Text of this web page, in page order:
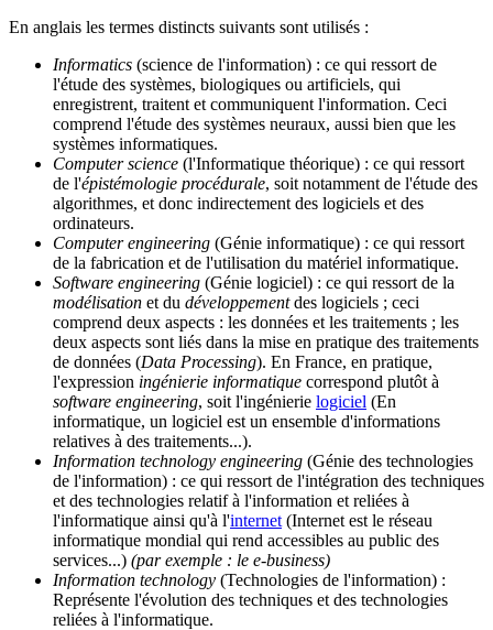
En anglais les termes distincts suivants sont utilisés :
Informatics (science de l'information) : ce qui ressort de
l'étude des systèmes, biologiques ou artificiels, qui
enregistrent, traitent et communiquent l'information. Ceci
comprend l'étude des systèmes neuraux, aussi bien que les
systèmes informatiques.
Computer science (l'Informatique théorique) : ce qui ressort
de l'épistémologie procédurale, soit notamment de l'étude des
algorithmes, et donc indirectement des logiciels et des
ordinateurs.
Computer engineering (Génie informatique) : ce qui ressort
de la fabrication et de l'utilisation du matériel informatique.
Software engineering (Génie logiciel) : ce qui ressort de la
modélisation et du développementdes logiciels ; ceci
comprend deux aspects : les données et les traitements ; les
deux aspects sont liés dans la mise en pratique des traitements
de données (Data Processing). En France, en pratique,
l'expression ingénierie informatique correspond plutôt à
software engineering, soit l'ingénierie logiciel (En
informatique, un logiciel est un ensemble d'informations
relatives à des traitements...).
Information technology engineering (Génie des technologies
de l'information) : ce qui ressort de l'intégration des techniques
et des technologies relatif à l'information et reliées à
l'informatique ainsi qu'à l'internet (Internet est le réseau
informatique mondial qui rend accessibles au public des
services...) (par exemple : le e-business)
Information technology (Technologies de l'information) :
Représente l'évolution des techniques et des technologies
reliées à l'informatique.